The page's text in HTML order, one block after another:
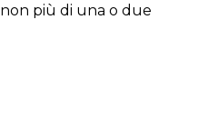
più di una o due